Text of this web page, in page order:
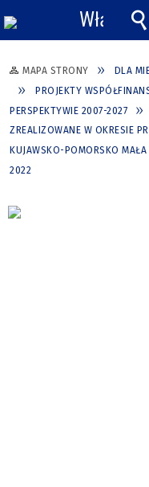
MAPA STRONY DLA
PROJEKTY
PERSPEKTYWIE 2007-2027
ZREALIZOWANE W OKRESIE
KUJAWSKO-POMORSKO
2022
Włącz